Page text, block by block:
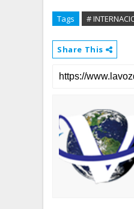
Tags #
Share This